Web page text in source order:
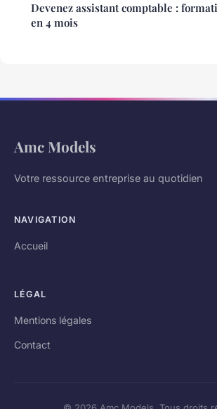
Devenez assistant comptable :
en 4 mois
Amc Models
Votre ressource entreprise au quotidien
NAVIGATION
Accueil
LÉGAL
Mentions légales
Contact